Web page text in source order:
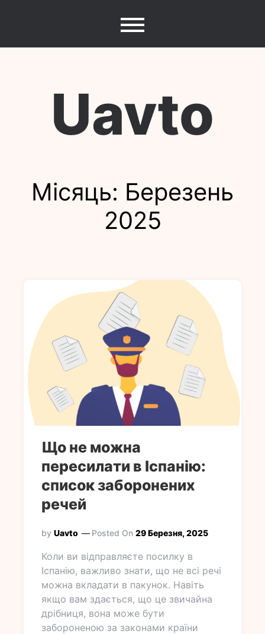
Uavto
Місяць: Березень
2025
Що не можна
пересилати в Іспанію:
список заборонених
речей
by Uavto Posted On 29 Березня, 2025
Коли ви відправляєте посилку в
Іспанію, важливо знати, що не всі речі
можна вкладати в пакунок. Навіть
якщо вам здається, що це звичайна
дрібниця, вона може бути
забороненою за законами країни